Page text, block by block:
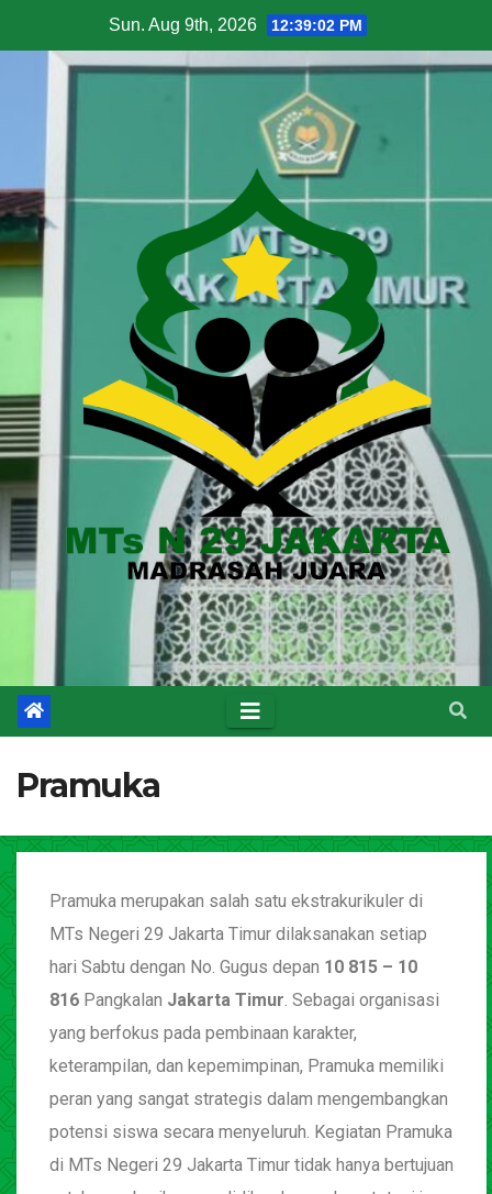
Sun. Aug 9th, 2026 12:39:03 PM
Pramuka
Pramuka merupakan salah satu ekstrakurikuler di
MTs Negeri 29 Jakarta Timur dilaksanakan setiap
hari Sabtu dengan No. Gugus depan 10 815 – 10
816 Pangkalan Jakarta Timur. Sebagai organisasi
yang berfokus pada pembinaan karakter,
keterampilan, dan kepemimpinan, Pramuka memiliki
peran yang sangat strategis dalam mengembangkan
potensi siswa secara menyeluruh. Kegiatan Pramuka
di MTs Negeri 29 Jakarta Timur tidak hanya bertujuan